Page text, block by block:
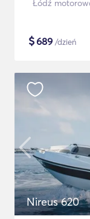
Łódź
$689 /dzień
Nireus 620